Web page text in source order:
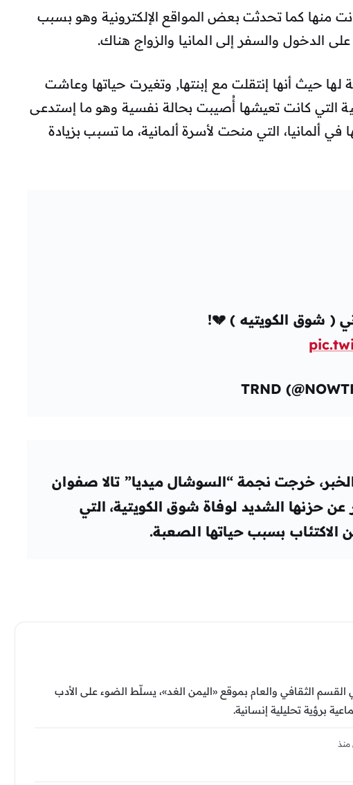
منها كما تحدثت بعض المواقع الإلكترونية وهو بسبب
الدخول والسفر إلى المانيا والزواج هناك.
حيث أنها إنتقلت مع إبنتها, وتغيرت حياتها وعاشت
التي كانت تعيشها أُصيبت بحالة نفسية وهو ما إستدعى
ألمانيا، التي منحت لأسرة ألمانية، ما تسبب بزيادة
( شوق الكويتيه ) 💔!
خرجت نجمة “السوشال ميديا” تالا صفوان
عن حزنها الشديد لوفاة شوق الكويتية، التي
الاكتئاب بسبب حياتها الصعبة.
الثقافي والعام بموقع «اليمن الغد»، يسلّط الضوء على الأدب
برؤية تحليلية إنسانية.
منذ